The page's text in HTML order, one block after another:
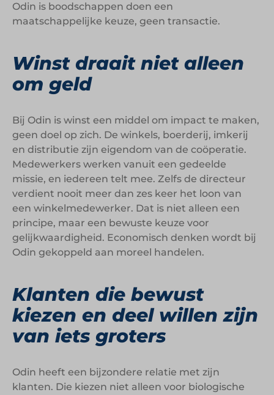
Odin is boodschappen doen een
maatschappelijke keuze, geen transactie.
Winst draait niet alleen
om geld
Bij Odin is winst een middel om impact te maken,
geen doel op zich. De winkels, boerderij, imkerij
en distributie zijn eigendom van de coöperatie.
Medewerkers werken vanuit een gedeelde
missie, en iedereen telt mee. Zelfs de directeur
verdient nooit meer dan zes keer het loon van
een winkelmedewerker. Dat is niet alleen een
principe, maar een bewuste keuze voor
gelijkwaardigheid. Economisch denken wordt bij
Odin gekoppeld aan moreel handelen.
Klanten die bewust
kiezen en deel willen zijn
van iets groters
Odin heeft een bijzondere relatie met zijn
klanten. Die kiezen niet alleen voor biologische